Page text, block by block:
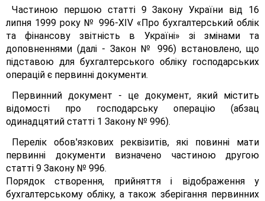
Частиною першою статті 9 Закону України від 16
липня 1999 року № 996-ХІV «Про бухгалтерський облік
та фінансову звітність в Україні» зі змінами та
доповненнями (далі - Закон № 996) встановлено, що
підставою для бухгалтерського обліку господарських
операцій є первинні документи.
Первинний документ - це документ, який містить
відомості про господарську операцію (абзац
одинадцятий статті 1 Закону № 996).
Перелік обов'язкових реквізитів, які повинні мати
первинні документи визначено частиною другою
статті 9 Закону № 996.
Порядок створення, прийняття і відображення у
бухгалтерському обліку, а також зберігання первинних